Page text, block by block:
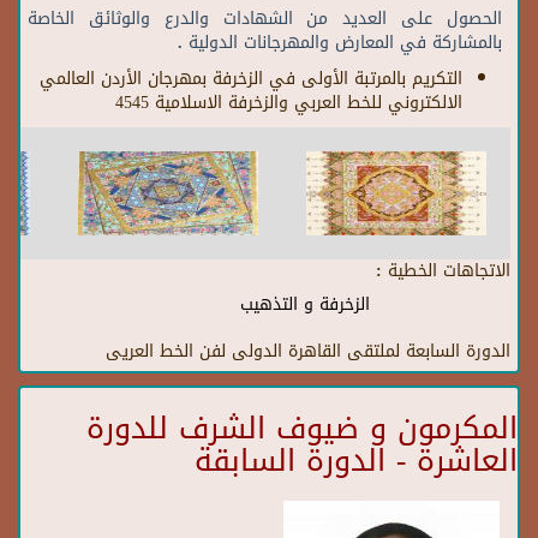
الحصول على العديد من الشهادات والدرع والوثائق الخاصة
بالمشاركة في المعارض والمهرجانات الدولية .
التكريم بالمرتبة الأولى في الزخرفة بمهرجان الأردن العالمي
الالكتروني للخط العربي والزخرفة الاسلامية 4545
الاتجاهات الخطية :
الزخرفة و التذهيب
الدورة السابعة لملتقى القاهرة الدولى لفن الخط العريى
المكرمون و ضيوف الشرف للدورة
العاشرة - الدورة السابقة